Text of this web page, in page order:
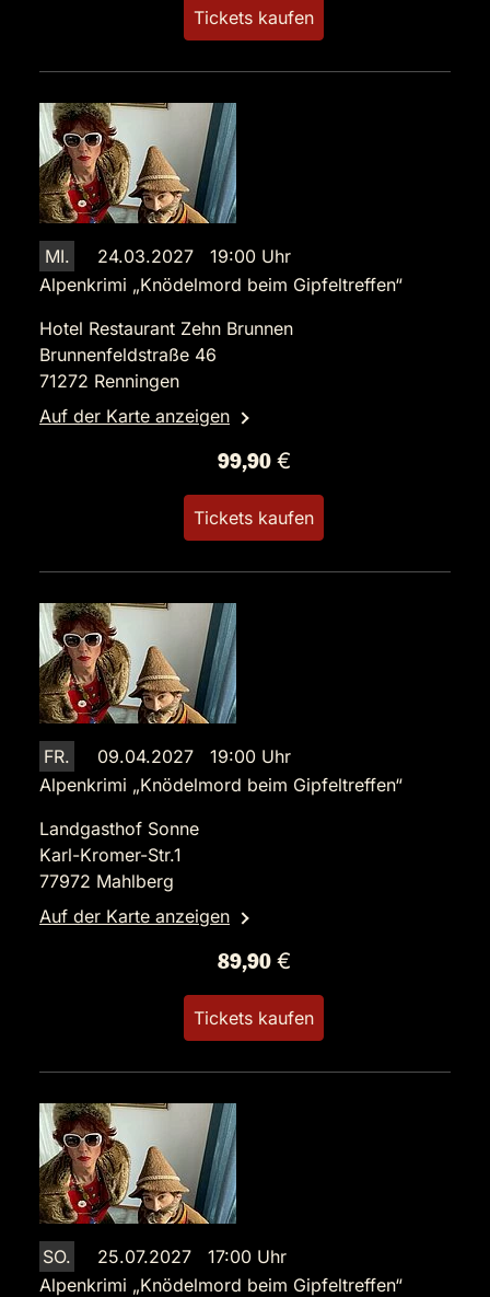
Tickets kaufen
MI.
24.03.2027 19:00 Uhr
Alpenkrimi „Knödelmord beim Gipfeltreffen“
Hotel Restaurant Zehn Brunnen
Brunnenfeldstraße 46
71272 Renningen
Auf der Karte anzeigen
99,90 €
Tickets kaufen
FR.
09.04.2027 19:00 Uhr
Alpenkrimi „Knödelmord beim Gipfeltreffen“
Landgasthof Sonne
Karl-Kromer-Str.1
77972 Mahlberg
Auf der Karte anzeigen
89,90 €
Tickets kaufen
SO.
25.07.2027 17:00 Uhr
Alpenkrimi „Knödelmord beim Gipfeltreffen“